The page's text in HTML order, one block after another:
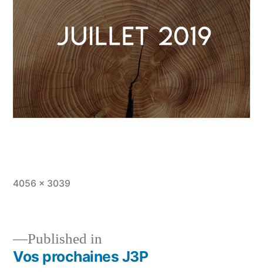
Full
4056 × 3039
Post
Published in
Vos prochaines J3P